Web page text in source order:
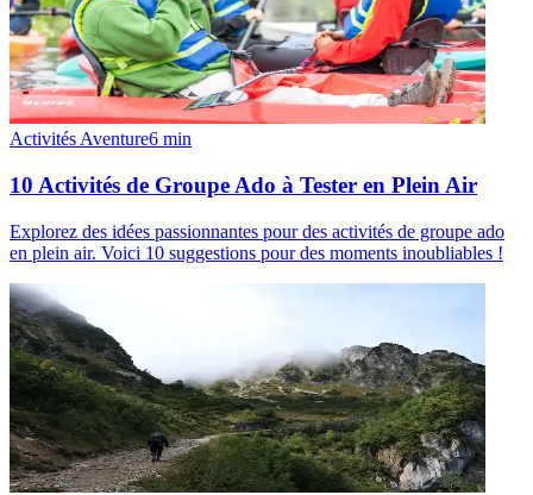
Activités Aventure6 min
10 Activités de Groupe Ado à Tester en Plein Air
Explorez des idées passionnantes pour des activités de groupe ado
en plein air. Voici 10 suggestions pour des moments inoubliables !